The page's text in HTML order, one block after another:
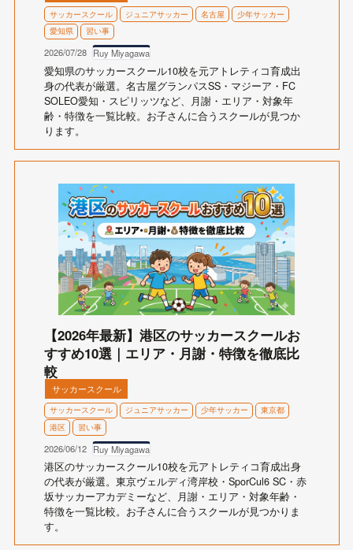
サッカースクール ジュニアサッカー 名古屋
少年サッカー
愛知県
習い事
2026/07/28 Ruy Miyagawa
愛知県のサッカースクール10校を元アトレティコ育成出
身の代表が厳選。名古屋グランパスSS・マジーア・FC
SOLEO愛知・スピリッツなど、月謝・エリア・対象年
齢・特徴を一覧比較。お子さんに合うスクールが見つか
ります。
【2026年最新】港区のサッカースクールお
すすめ10選｜エリア・月謝・特徴を徹底比
較
サッカースクール
サッカースクール ジュニアサッカー 少年サッカー
東京都
港区
習い事
2026/06/12 Ruy Miyagawa
港区のサッカースクール10校を元アトレティコ育成出身
の代表が厳選。東京ヴェルディ湾岸校・SporCul6 SC・赤
坂サッカーアカデミーなど、月謝・エリア・対象年齢・
特徴を一覧比較。お子さんに合うスクールが見つかりま
す。